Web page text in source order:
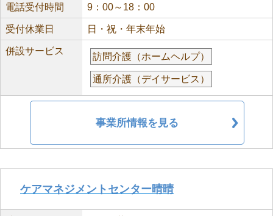
電話受付時間 9：00～18：00
受付休業日 日・祝・年末年始
併設サービス
訪問介護（ホームヘルプ）
通所介護（デイサービス）
事業所情報を見る
ケアマネジメントセンター晴晴